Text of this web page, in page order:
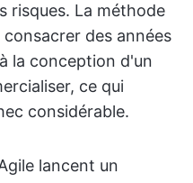
risques. La méthode
des années
la conception d'un
ce qui
considérable.
lancent un